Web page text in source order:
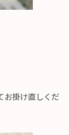
お掛け直しくだ